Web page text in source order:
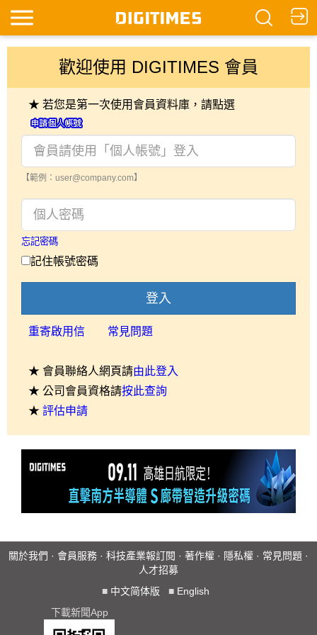
歡迎使用 DIGITIMES 會員
★ 若您是第一次使用會員資料庫，請點選
【範例：user@company.com】
忘記密碼
記住帳號密碼
登入
重寄啟用信 常見問題
★ 會員聯絡人網頁請由此登入
★ 公司會員資格請按此查詢
★ 評估申請
關於我們 · 會員服務 · 科技產業報訂閱 · 著作權 · 隱私權 · 常見問題 ·
人才招募
■ 中文简体版 ■ English
下載新聞App